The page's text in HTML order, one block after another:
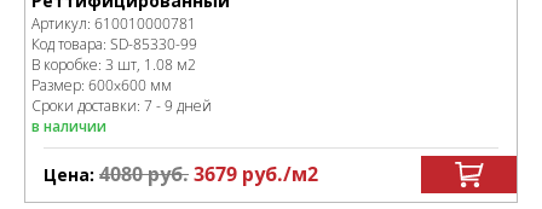
Артикул: 610010000781
Код товара: SD-85330-99
В коробке: 3 шт, 1.08 м2
Размер: 600x600 мм
Сроки доставки: 7 - 9 дней
в наличии
Цена: 4080руб.3679 руб./м2